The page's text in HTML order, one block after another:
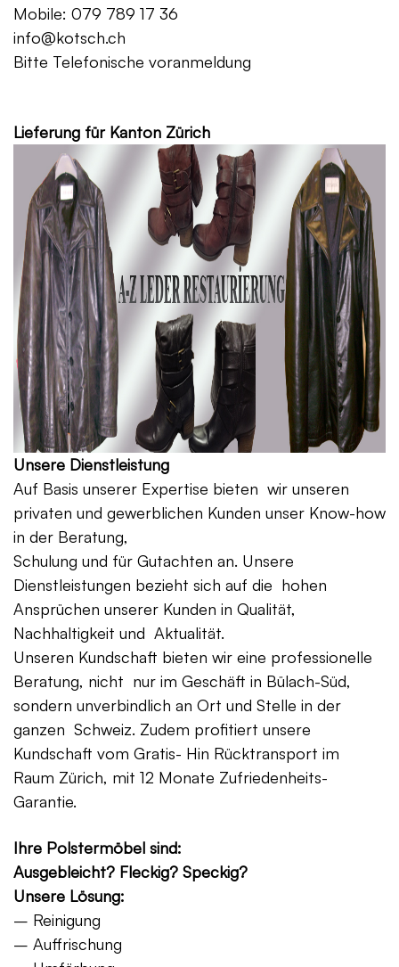
Mobile: 079 789 17 36
info@kotsch.ch
Bitte Telefonische voranmeldung
Lieferung für Kanton Zürich
Unsere Dienstleistung
Auf Basis unserer Expertise bieten wir unseren
privaten und gewerblichen Kunden unser Know-how
in der Beratung,
Schulung und für Gutachten an. Unsere
Dienstleistungen bezieht sich auf die hohen
Ansprüchen unserer Kunden in Qualität,
Nachhaltigkeit und Aktualität.
Unseren Kundschaft bieten wir eine professionelle
Beratung, nicht nur im Geschäft in Bülach-Süd,
sondern unverbindlich an Ort und Stelle in der
ganzen Schweiz. Zudem profitiert unsere
Kundschaft vom Gratis- Hin Rücktransport im
Raum Zürich, mit 12 Monate Zufriedenheits-
Garantie.
Ihre Polstermöbel sind:
Ausgebleicht? Fleckig? Speckig?
Unsere Lösung:
– Reinigung
– Auffrischung